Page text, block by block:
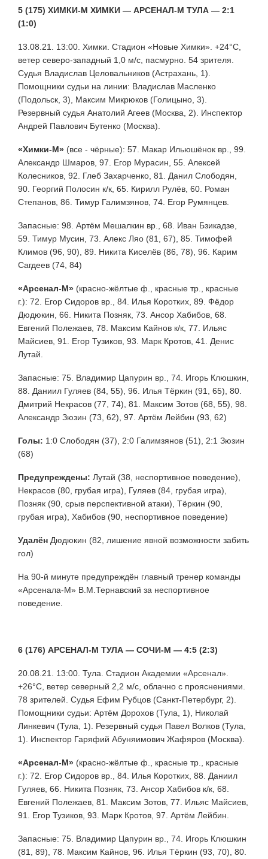
5 (175) ХИМКИ-М ХИМКИ — АРСЕНАЛ-М ТУЛА — 2:1
(1:0)
13.08.21. 13:00. Химки. Стадион «Новые Химки». +24°С,
ветер северо-западный 1,0 м/с, пасмурно. 54 зрителя.
Судья Владислав Целовальников (Астрахань, 1).
Помощники судьи на линии: Владислав Масленко
(Подольск, 3), Максим Микрюков (Голицыно, 3).
Резервный судья Анатолий Агеев (Москва, 2). Инспектор
Андрей Павлович Бутенко (Москва).
«Химки-М» (все - чёрные): 57. Макар Ильюшёнок вр., 99.
Александр Шмаров, 97. Егор Мурасин, 55. Алексей
Колесников, 92. Глеб Захарченко, 81. Данил Слободян,
90. Георгий Полосин к/к, 65. Кирилл Рулёв, 60. Роман
Степанов, 86. Тимур Галимзянов, 74. Егор Румянцев.
Запасные: 98. Артём Мешалкин вр., 68. Иван Бзикадзе,
59. Тимур Мусин, 73. Алекс Ляо (81, 67), 85. Тимофей
Климов (96, 90), 89. Никита Киселёв (86, 78), 96. Карим
Сагдеев (74, 84)
«Арсенал-М» (красно-жёлтые ф., красные тр., красные
г.): 72. Егор Сидоров вр., 84. Илья Коротких, 89. Фёдор
Дюдюкин, 66. Никита Позняк, 73. Ансор Хабибов, 68.
Евгений Полежаев, 78. Максим Кайнов к/к, 77. Ильяс
Майсиев, 91. Егор Тузиков, 93. Марк Кротов, 41. Денис
Лутай.
Запасные: 75. Владимир Цапурин вр., 74. Игорь Клюшкин,
88. Даниил Гуляев (84, 55), 96. Илья Тёркин (91, 65), 80.
Дмитрий Некрасов (77, 74), 81. Максим Зотов (68, 55), 98.
Александр Зюзин (73, 62), 97. Артём Лейбин (93, 62)
Голы: 1:0 Слободян (37), 2:0 Галимзянов (51), 2:1 Зюзин
(68)
Предупреждены: Лутай (38, неспортивное поведение),
Некрасов (80, грубая игра), Гуляев (84, грубая игра),
Позняк (90, срыв перспективной атаки), Тёркин (90,
грубая игра), Хабибов (90, неспортивное поведение)
Удалён Дюдюкин (82, лишение явной возможности забить
гол)
На 90-й минуте предупреждён главный тренер команды
«Арсенала-М» В.М.Тернавский за неспортивное
поведение.
6 (176) АРСЕНАЛ-М ТУЛА — СОЧИ-М — 4:5 (2:3)
20.08.21. 13:00. Тула. Стадион Академии «Арсенал».
+26°С, ветер северный 2,2 м/с, облачно с прояснениями.
78 зрителей. Судья Ефим Рубцов (Санкт-Петербург, 2).
Помощники судьи: Артём Дорохов (Тула, 1), Николай
Линкевич (Тула, 1). Резервный судья Павел Волков (Тула,
1). Инспектор Гаряфий Абуняимович Жафяров (Москва).
«Арсенал-М» (красно-жёлтые ф., красные тр., красные
г.): 72. Егор Сидоров вр., 84. Илья Коротких, 88. Даниил
Гуляев, 66. Никита Позняк, 73. Ансор Хабибов к/к, 68.
Евгений Полежаев, 81. Максим Зотов, 77. Ильяс Майсиев,
91. Егор Тузиков, 93. Марк Кротов, 97. Артём Лейбин.
Запасные: 75. Владимир Цапурин вр., 74. Игорь Клюшкин
(81, 89), 78. Максим Кайнов, 96. Илья Тёркин (93, 70), 80.